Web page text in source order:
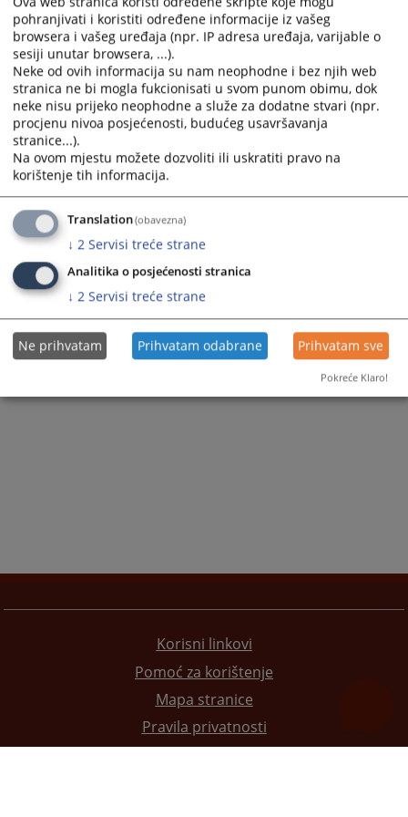
Prikazana vijest je na: Srpski jezik
Prateći dokumenti
Izvještaj Okružni sud u Banjaluci - Januar 2026. godine
100PREGLEDA
Korisni linkovi
Pomoć za korištenje
Mapa stranice
Pravila privatnosti
pohranjivati i koristiti određene informacije iz vašeg
browsera i vašeg uređaja (npr. IP adresa uređaja, varijable o
sesiji unutar browsera, ...).
Neke od ovih informacija su nam neophodne i bez njih web
stranica ne bi mogla fukcionisati u svom punom obimu, dok
neke nisu prijeko neophodne a služe za dodatne stvari (npr.
procjenu nivoa posjećenosti, budućeg usavršavanja
stranice...).
Na ovom mjestu možete dozvoliti ili uskratiti pravo na
korištenje tih informacija.
Translation(obavezna)
↓ 2 Servisi treće strane
Analitika o posjećenosti stranica
↓ 2 Servisi treće strane
Ne prihvatam Prihvatam odabrane Prihvatam sve
Pokreće Klaro!